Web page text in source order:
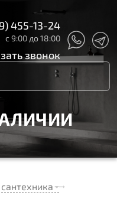
455-13-24
с 9:00 до 18:00
звонок